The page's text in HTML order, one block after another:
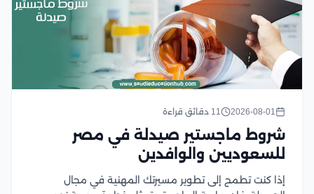
2026-08-01 11 دقائق قراءة
شروط ماجستير صيدلة في مصر
للسعوديين والوافدين
إذا كنت تطمح إلى تطوير مسيرتك المهنية في مجال